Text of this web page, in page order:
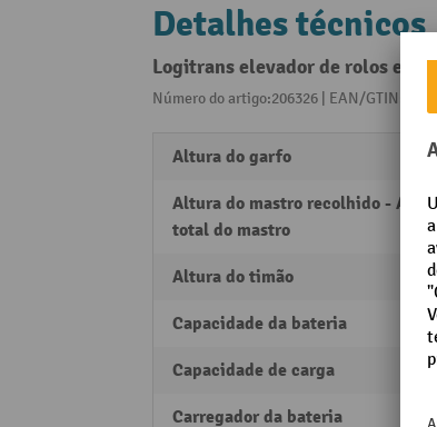
Detalhes técnicos
Logitrans elevador de rolos
Número do artigo:206326 | EAN/
Altura do garfo
Altura do mastro recolhido -
total do mastro
Altura do timão
Capacidade da bateria
Capacidade de carga
Carregador da bateria